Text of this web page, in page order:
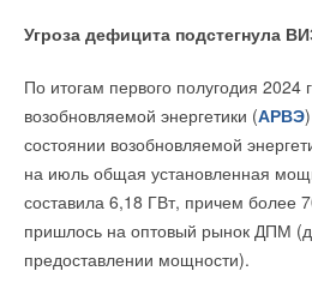
Угроза дефицита подстегнула
По итогам первого полугодия 2024
возобновляемой энергетики (АРВЭ
состоянии возобновляемой
на июль общая установленная
составила 6,18 ГВт, причем более 7
пришлось на оптовый рынок ДПМ
предоставлении мощности).
Комментарии
В этой теме еще нет комментариев
Добавить комментарий
Университета Саутгемптона 20 лет
Goliath P1 — твердотельный
электромобилей с катодом NMC
и кремниевым анодом. Батарея
безопасная альтернатива
ионным батареям.